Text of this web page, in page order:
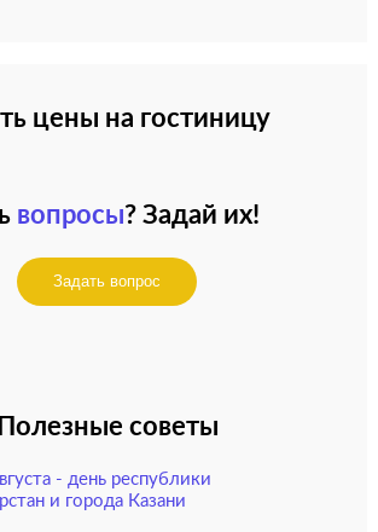
цены на гостиницу
вопросы? Задай их!
Задать вопрос
Полезные советы
- день республики
и города Казани